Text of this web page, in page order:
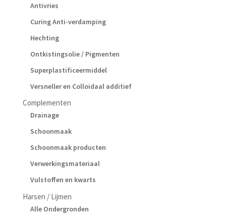
Antivries
Curing Anti-verdamping
Hechting
Ontkistingsolie / Pigmenten
Superplastificeermiddel
Versneller en Colloidaal additief
Complementen
Drainage
Schoonmaak
Schoonmaak producten
Verwerkingsmateriaal
Vulstoffen en kwarts
Harsen / Lijmen
Alle Ondergronden